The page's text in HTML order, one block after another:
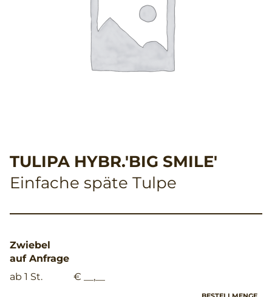
TULIPA HYBR.'BIG SMILE'
Einfache späte Tulpe
Zwiebel
auf Anfrage
ab 1 St.
€ __,__